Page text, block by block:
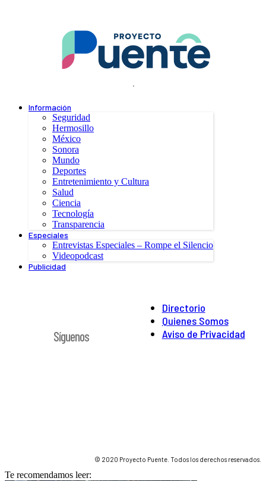
.
Información
Seguridad
Hermosillo
México
Sonora
Mundo
Deportes
Entretenimiento y Cultura
Salud
Ciencia
Tecnología
Transparencia
Especiales
Entrevistas Especiales – Rompe el Silencio
Videopodcast
Publicidad
Directorio
Quienes Somos
Aviso de Privacidad
Síguenos
© 2020 Proyecto Puente. Todos los derechos reservados.
Te recomendamos leer: